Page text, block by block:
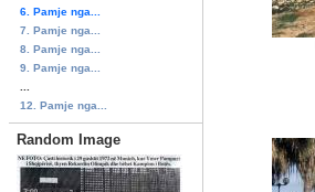
6. Pamje nga...
7. Pamje nga...
8. Pamje nga...
9. Pamje nga...
12. Pamje nga...
Random Image